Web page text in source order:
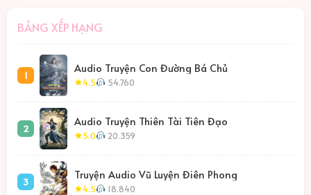
BẢNG XẾP HẠNG
1
Audio Truyện Con Đường Bá Chủ
4.5 54.760
2
Audio Truyện Thiên Tài Tiên Đạo
5.0 20.359
3
Truyện Audio Vũ Luyện Điên Phong
4.5 18.840